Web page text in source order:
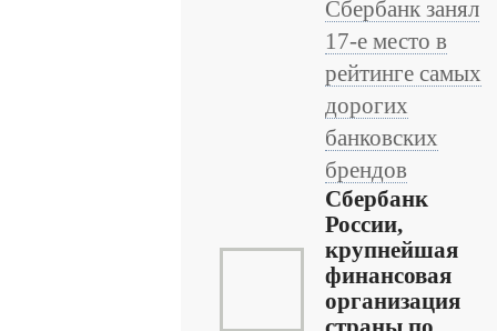
Сбербанк занял
17-е место в
рейтинге самых
дорогих
банковских
брендов
Сбербанк
России,
крупнейшая
финансовая
организация